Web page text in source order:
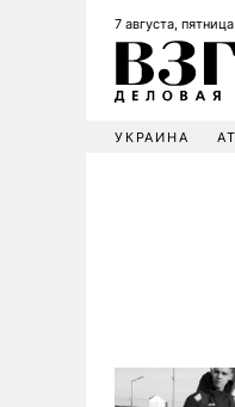
7 августа, пятница
УКРАИНА